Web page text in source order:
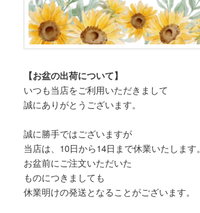
【お盆の出荷について】
いつも当店をご利用いただきまして
誠にありがとうございます。
誠に勝手ではございますが
当店は、10日から14日まで休業いたします。
お盆前にご注文いただいた
ものにつきましても
休業明けの発送となることがございます。